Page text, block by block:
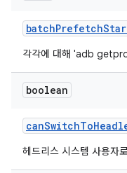
batchPrefetch
각각에 대해 'adb
boolean
canSwitchTo
헤드리스 시스템 사용자